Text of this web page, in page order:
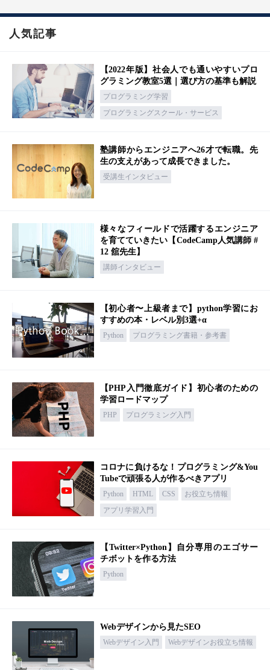
人気記事
【2022年版】社会人でも通いやすいプロ
グラミング教室5選｜選び方の基準も解説
プログラミング学習
プログラミングスクール・サービス
塾講師からエンジニアへ26才で転職。先
生の支えがあって成長できました。
受講生インタビュー
様々なフィールドで活躍するエンジニア
を育てていきたい【CodeCamp人気講師 #
12 舘先生】
講師インタビュー
【初心者〜上級者まで】python学習にお
すすめの本・レベル別3選+α
Python プログラミング書籍・参考書
【PHP入門徹底ガイド】初心者のための
学習ロードマップ
PHP プログラミング入門
コロナに負けるな！プログラミング&You
Tubeで頑張る人が作るべきアプリ
Python HTML CSS
お役立ち情報
アプリ学習入門
【Twitter×Python】自分専用のエゴサー
チボットを作る方法
Python
Webデザインから見たSEO
Webデザイン入門 Webデザインお役立ち情報